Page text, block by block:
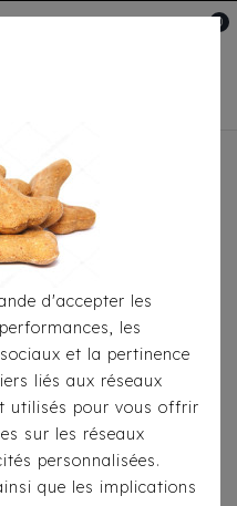
0
Pour
Doudoune Katja Milk &
d'accepter les
les
et la pertinence
liés aux réseaux
utilisés pour vous offrir
sur les réseaux
personnalisées.
que les implications